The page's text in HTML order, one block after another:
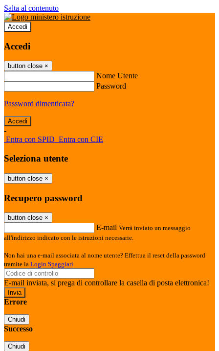
Salta al contenuto
Accedi
Accedi
button close ×
Nome Utente
Password
Password dimenticata?
-
Entra con SPID Entra con CIE
Seleziona utente
button close ×
Recupero password
button close ×
E-mail Verrà inviato un messaggio
all'indirizzo indicato con le istruzioni necessarie.
Non hai una e-mail associata al nome utente? Effettua il reset della password
tramite la Login Spaggiari
E-mail inviata, si prega di controllare la casella di posta elettronica!
Errore
Chiudi
Successo
Chiudi